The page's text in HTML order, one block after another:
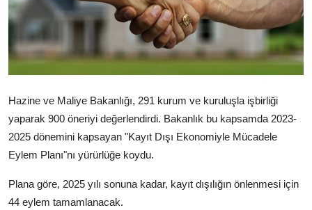
Hazine ve Maliye Bakanlığı, 291 kurum ve kuruluşla işbirliği
yaparak 900 öneriyi değerlendirdi. Bakanlık bu kapsamda 2023-
2025 dönemini kapsayan "Kayıt Dışı Ekonomiyle Mücadele
Eylem Planı"nı yürürlüğe koydu.
Plana göre, 2025 yılı sonuna kadar, kayıt dışılığın önlenmesi için
44 eylem tamamlanacak.